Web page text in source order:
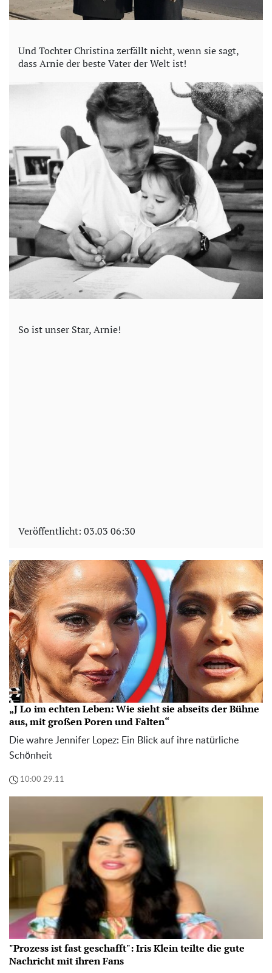
Und Tochter Christina zerfällt nicht, wenn sie sagt,
dass Arnie der beste Vater der Welt ist!
So ist unser Star, Arnie!
Veröffentlicht: 03.03 06:30
„J Lo im echten Leben: Wie sieht sie abseits der Bühne
aus, mit großen Poren und Falten“
Die wahre Jennifer Lopez: Ein Blick auf ihre natürliche
Schönheit
10:00 29.11
"Prozess ist fast geschafft": Iris Klein teilte die gute
Nachricht mit ihren Fans